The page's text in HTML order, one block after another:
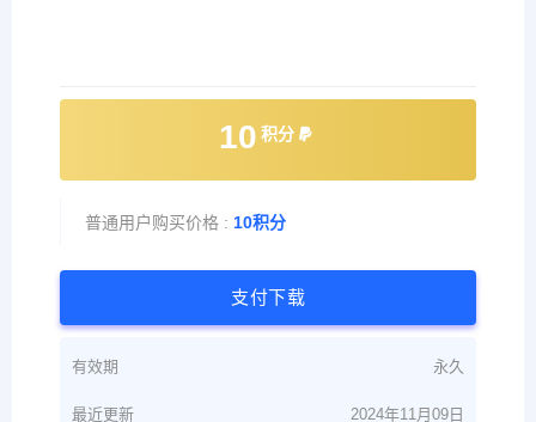
10 积分
普通用户购买价格 : 10积分
支付下载
有效期 永久
最近更新 2024年11月09日